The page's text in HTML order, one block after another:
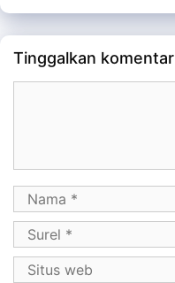
Tinggalkan komentar
Nama
Surel
Situs